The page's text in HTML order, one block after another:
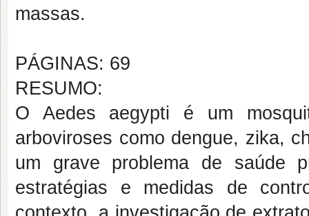
massas.
PÁGINAS: 69
RESUMO:
O Aedes aegypti é um
arboviroses como dengue, zika,
um grave problema de saúde
estratégias e medidas de